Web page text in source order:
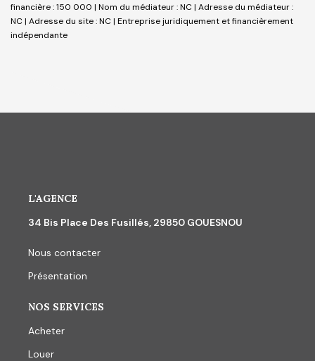
financière : 150 000 | Nom du médiateur : NC | Adresse du médiateur :
NC | Adresse du site : NC | Entreprise juridiquement et financièrement
indépendante
L'AGENCE
34 Bis Place Des Fusillés, 29850 GOUESNOU
Nous contacter
Présentation
NOS SERVICES
Acheter
Louer